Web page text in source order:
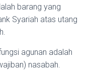
barang yang
Syariah atas utang
agunan adalah
nasabah.